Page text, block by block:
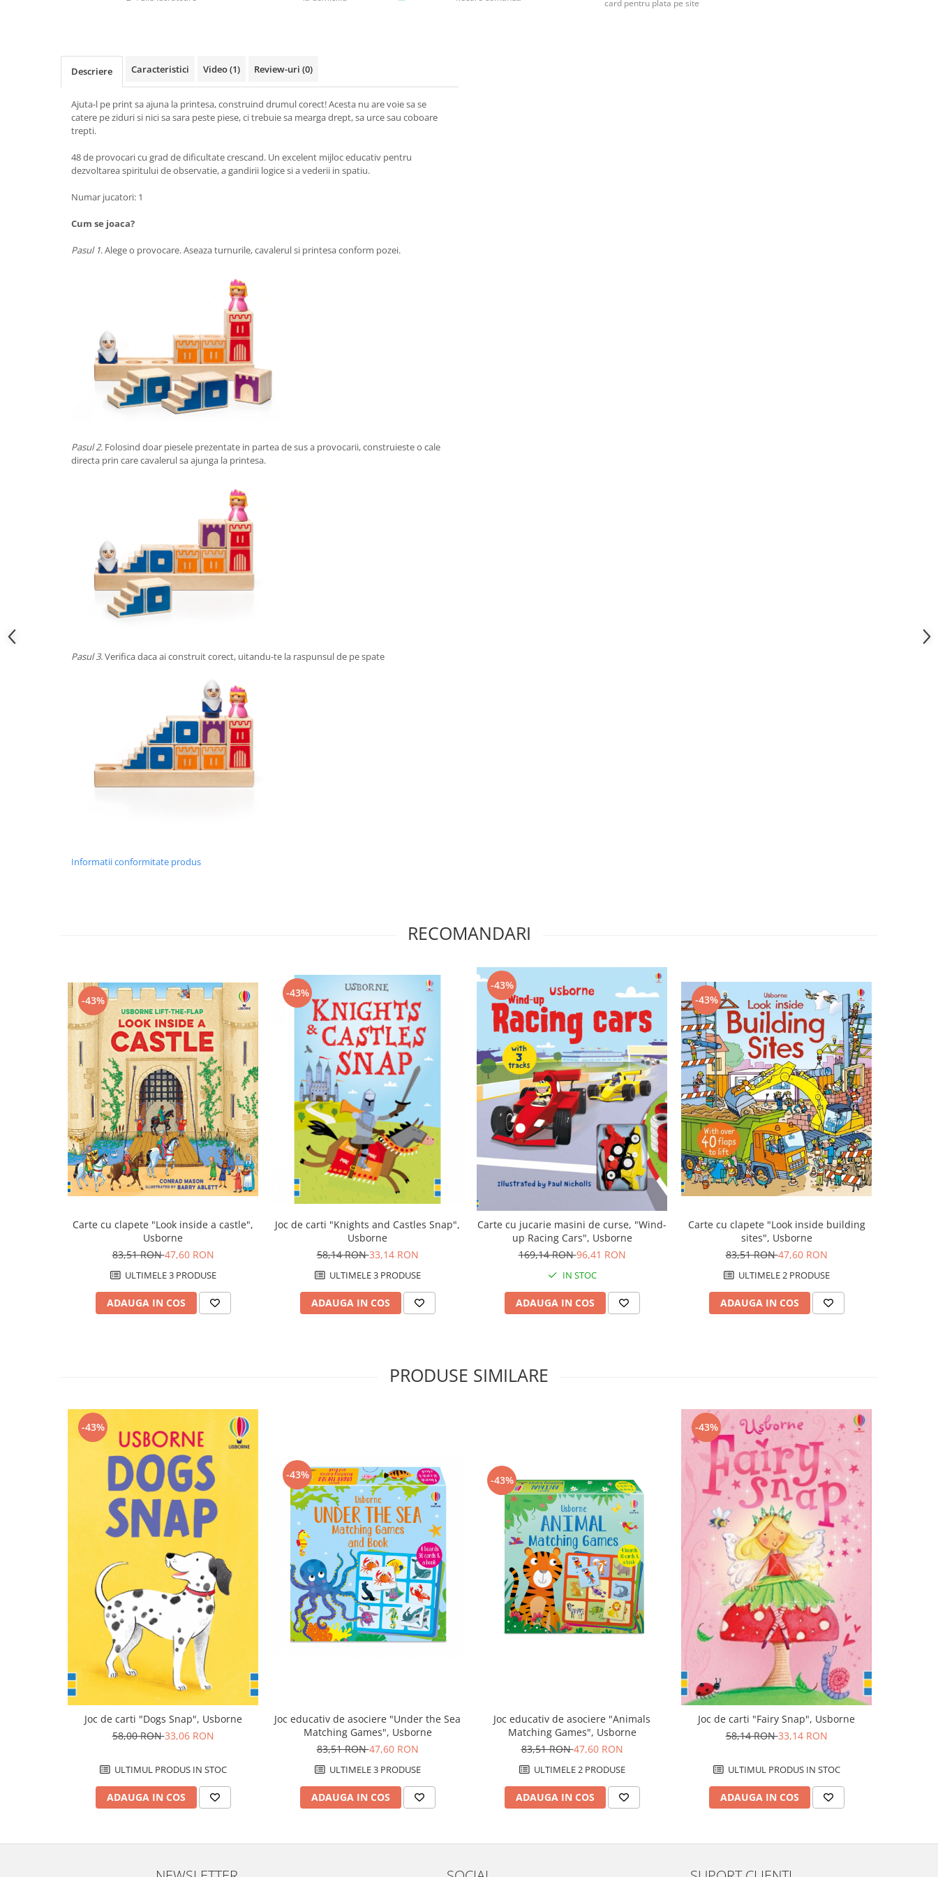
card pentru plata pe site
Descriere Caracteristici Video(1) Review-uri (0)
Ajuta-l pe print sa ajuna la printesa, construind drumul corect! Acesta nu are voie sa se
catere pe ziduri si nici sa sara peste piese, ci trebuie sa mearga drept, sa urce sau coboare
trepti.
48 de provocari cu grad de dificultate crescand. Un excelent mijloc educativ pentru
dezvoltarea spiritului de observatie, a gandirii logice si a vederii in spatiu.
Numar jucatori: 1
Cum se joaca?
Pasul 1. Alege o provocare. Aseaza turnurile, cavalerul si printesa conform pozei.
Pasul 2. Folosind doar piesele prezentate in partea de sus a provocarii, construieste o cale
directa prin care cavalerul sa ajunga la printesa.
Pasul 3. Verifica daca ai construit corect, uitandu-te la raspunsul de pe spate
Informatii conformitate produs
RECOMANDARI
-43%
Carte cu clapete "Look inside a castle",
Usborne
83,51 RON47,60 RON
ULTIMELE 3 PRODUSE
ADAUGA IN COS
-43%
Joc de carti "Knights and Castles Snap",
Usborne
58,14 RON33,14 RON
ULTIMELE 3 PRODUSE
ADAUGA IN COS
-43%
Carte cu jucarie masini de curse, "Wind-
up Racing Cars", Usborne
169,14 RON96,41 RON
IN STOC
ADAUGA IN COS
-43%
Carte cu clapete "Look inside building
sites", Usborne
83,51 RON47,60 RON
ULTIMELE 2 PRODUSE
ADAUGA IN COS
PRODUSE SIMILARE
-43%
Joc de carti "Dogs Snap", Usborne
58,00 RON33,06 RON
ULTIMUL PRODUS IN STOC
ADAUGA IN COS
-43%
Joc educativ de asociere "Under the Sea
Matching Games", Usborne
83,51 RON47,60 RON
ULTIMELE 3 PRODUSE
ADAUGA IN COS
-43%
Joc educativ de asociere "Animals
Matching Games", Usborne
83,51 RON47,60 RON
ULTIMELE 2 PRODUSE
ADAUGA IN COS
-43%
Joc de carti "Fairy Snap", Usborne
58,14 RON33,14 RON
ULTIMUL PRODUS IN STOC
ADAUGA IN COS